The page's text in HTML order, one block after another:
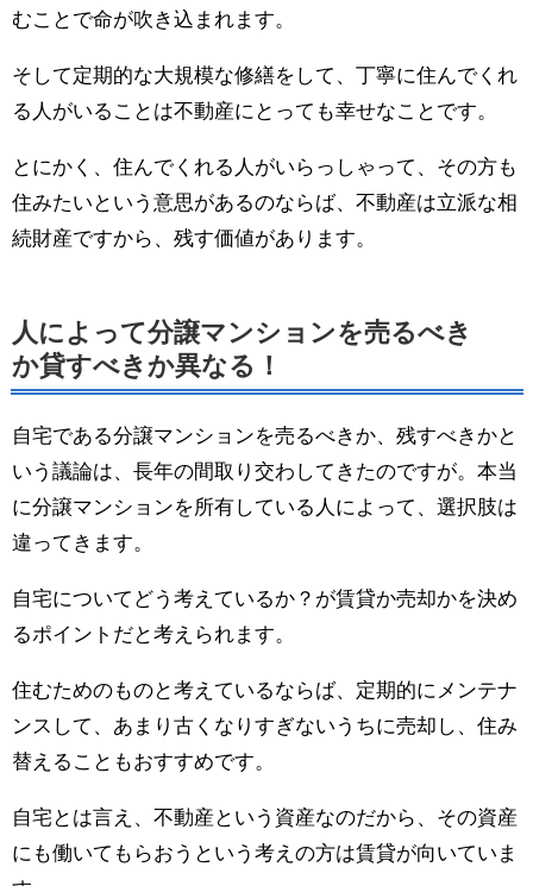
むことで命が吹き込まれます。
そして定期的な大規模な修繕をして、丁寧に住んでくれ
る人がいることは不動産にとっても幸せなことです。
とにかく、住んでくれる人がいらっしゃって、その方も
住みたいという意思があるのならば、不動産は立派な相
続財産ですから、残す価値があります。
人によって分譲マンションを売るべき
か貸すべきか異なる！
自宅である分譲マンションを売るべきか、残すべきかと
いう議論は、長年の間取り交わしてきたのですが。本当
に分譲マンションを所有している人によって、選択肢は
違ってきます。
自宅についてどう考えているか？が賃貸か売却かを決め
るポイントだと考えられます。
住むためのものと考えているならば、定期的にメンテナ
ンスして、あまり古くなりすぎないうちに売却し、住み
替えることもおすすめです。
自宅とは言え、不動産という資産なのだから、その資産
にも働いてもらおうという考えの方は賃貸が向いていま